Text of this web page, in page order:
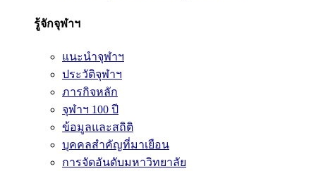
รู้จักจุฬาฯ
แนะนำจุฬาฯ
ประวัติจุฬาฯ
ภารกิจหลัก
จุฬาฯ 100 ปี
ข้อมูลและสถิติ
บุคคลสำคัญที่มาเยือน
การจัดอันดับมหาวิทยาลัย